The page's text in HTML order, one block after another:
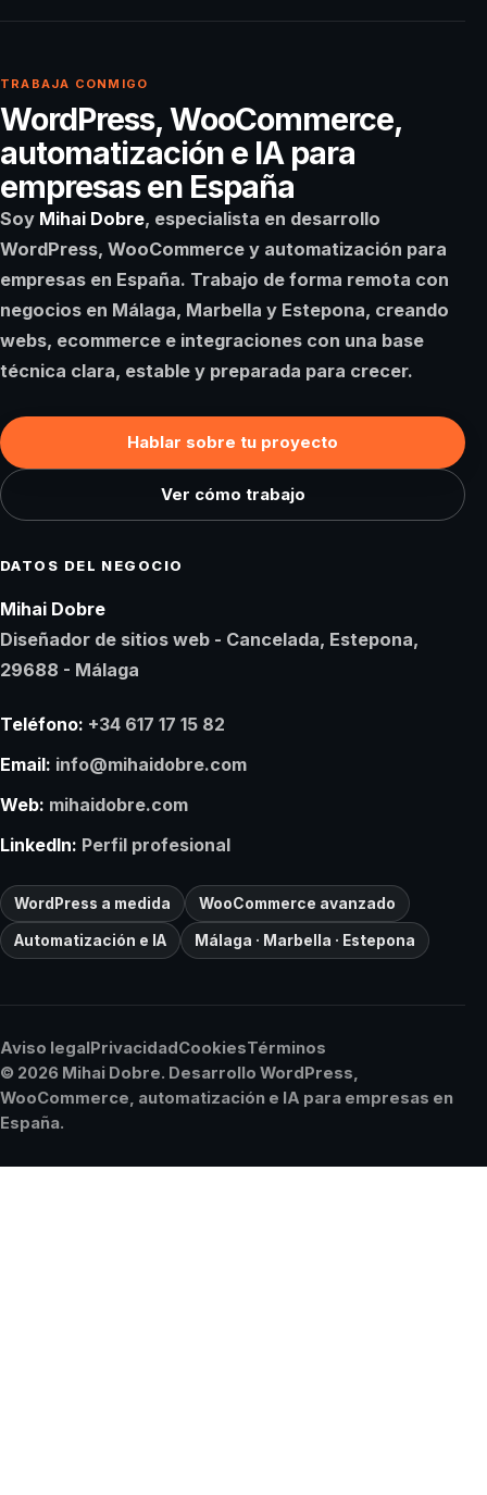
TRABAJA CONMIGO
WordPress, WooCommerce,
automatización e IA para
empresas en España
Soy Mihai Dobre, especialista en desarrollo
WordPress, WooCommerce y automatización para
empresas en España. Trabajo de forma remota con
negocios en Málaga, Marbella y Estepona, creando
webs, ecommerce e integraciones con una base
técnica clara, estable y preparada para crecer.
Hablar sobre tu proyecto
Ver cómo trabajo
DATOS DEL NEGOCIO
Mihai Dobre
Diseñador de sitios web - Cancelada, Estepona,
29688 - Málaga
Teléfono: +34 617 17 15 82
Email: info@mihaidobre.com
Web: mihaidobre.com
LinkedIn: Perfil profesional
WordPress a medida WooCommerce avanzado
Automatización e IA Málaga · Marbella · Estepona
Aviso legalPrivacidadCookiesTérminos
© 2026 Mihai Dobre. Desarrollo WordPress,
WooCommerce, automatización e IA para empresas en
España.